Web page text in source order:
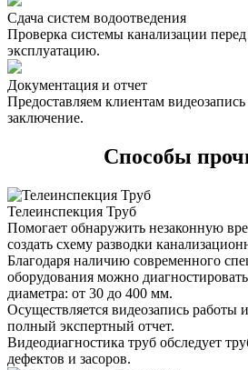
Сдача систем водоотведения
Проверка системы канализации
эксплуатацию.
Документация и отчет
Предоставляем клиентам
заключение.
Способы
Телеинспекция Труб
Помогает обнаружить незаконную
создать схему разводки
Благодаря наличию современного
оборудования можно
диаметра: от 30 до 400 мм.
Осуществляется видеозапись работы
полный экспертный отчет.
Видеодиагностика труб обследует
дефектов и засоров.